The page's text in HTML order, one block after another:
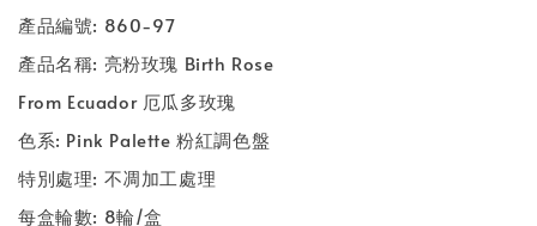
產品編號: 860-97
產品名稱: 亮粉玫瑰 Birth Rose
From Ecuador 厄瓜多玫瑰
色系: Pink Palette 粉紅調色盤
特別處理: 不凋加工處理
每盒輪數: 8輪/盒